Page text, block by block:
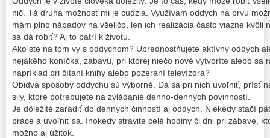
nič. Tá druhá možnosť mi je cudzia. Využívam oddych na prvú
mám plno nápadov na všeličo, len ich realizácia často viazne kvôli
sa dá robiť? Aj to patrí k životu.
Ako ste na tom vy s oddychom? Uprednostňujete aktívny oddych
nejakého koníčka, zábavu, pri ktorej niečo nové vytvoríte alebo sa
napríklad pri čítaní knihy alebo pozeraní televízora?
Obidva spôsoby oddychu sú výborné. Dá sa pri nich uvoľniť, prísť
sily, ktoré potrebujete na zvládanie denno-denných povinností.
Je dôležité zaradiť do denných činností aj oddych. Niekedy stačí
práce a uvoľniť sa. Inokedy strávite celé hodiny či dni pri zábave,
možno aj úžitok.